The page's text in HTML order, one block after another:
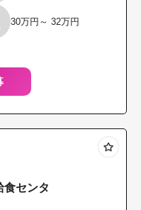
30万円～ 32万円
食センタ